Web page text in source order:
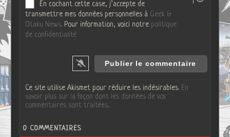
En cochant cette case, j’accepte de
transmettre mes données personnelles à Geek &
Otaku News. Pour information, voici notre politique
de confidentialité
Ce site utilise Akismet pour réduire les indésirables. En
savoir plus sur la façon dont les données de vos
commentaires sont traitées.
0 COMMENTAIRES